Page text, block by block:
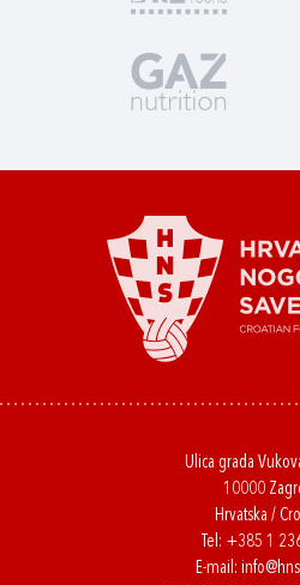
Ulica grada
10000
Hrvatska /
Tel: +385 1
E-mail: